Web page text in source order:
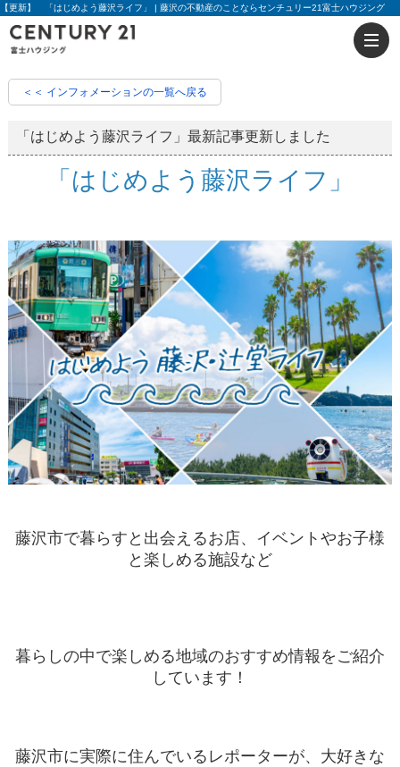
【更新】 「はじめよう藤沢ライフ」 | 藤沢の不動産のことならセンチュリー21富士ハウジング
＜＜ インフォメーションの一覧へ戻る
「はじめよう藤沢ライフ」最新記事更新しました
「はじめよう藤沢ライフ」
藤沢市で暮らすと出会えるお店、イベントやお子様
と楽しめる施設など
暮らしの中で楽しめる地域のおすすめ情報をご紹介
しています！
藤沢市に実際に住んでいるレポーターが、大好きな